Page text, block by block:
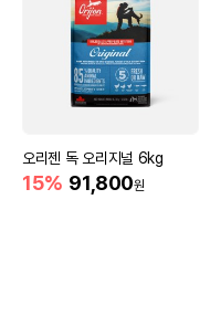
오리젠 독 오리지널 6kg
15% 91,800원